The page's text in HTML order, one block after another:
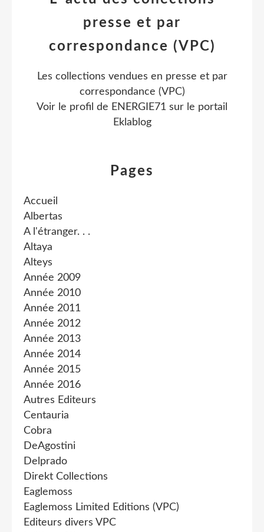
Pages
Accueil
Albertas
A l'étranger. . .
Altaya
Alteys
Année 2009
Année 2010
Année 2011
Année 2012
Année 2013
Année 2014
Année 2015
Année 2016
Autres Editeurs
Centauria
Cobra
DeAgostini
Delprado
Direkt Collections
Eaglemoss
Eaglemoss Limited Editions (VPC)
Editeurs divers VPC
presse et par
correspondance (VPC)
Les collections vendues en presse et par
correspondance (VPC)
Voir le profil de ENERGIE71 sur le portail
Eklablog